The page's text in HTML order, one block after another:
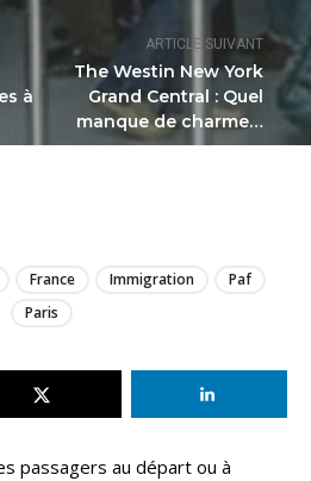
à
ARTICLE SUIVANT
The Westin New York
Grand Central : Quel
manque de charme…
France Immigration
Paf
Paris
passagers au départ ou à